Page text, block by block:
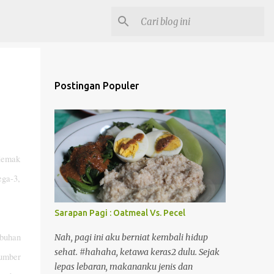
3,
Postingan Populer
Sarapan Pagi : Oatmeal Vs. Pecel
Nah, pagi ini aku berniat kembali hidup
sehat. #hahaha, ketawa keras2 dulu. Sejak
lepas lebaran, makananku jenis dan